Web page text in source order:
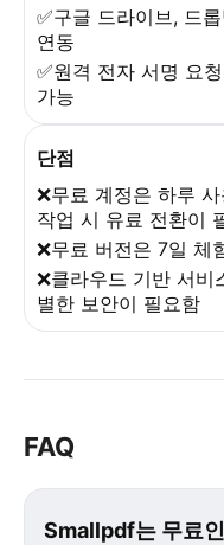
✅구글 드라이브, 드
연동
✅원격 전자 서명 요
가능
단점
❌무료 계정은 하루
작업 시 유료 전환이
❌무료 버전은 7일 체
❌클라우드 기반 서
별한 보안이 필요함
FAQ
Smallpdf는 무료